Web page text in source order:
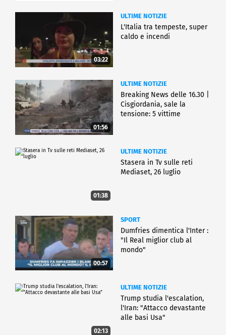
03:22
ULTIME NOTIZIE
L'Italia tra tempeste, super
caldo e incendi
01:56
ULTIME NOTIZIE
Breaking News delle 16.30 |
Cisgiordania, sale la
tensione: 5 vittime
01:38
ULTIME NOTIZIE
Stasera in Tv sulle reti
Mediaset, 26 luglio
00:57
SPORT
Dumfries dimentica l'Inter :
"Il Real miglior club al
mondo"
02:13
ULTIME NOTIZIE
Trump studia l'escalation,
l'Iran: "Attacco devastante
alle basi Usa"